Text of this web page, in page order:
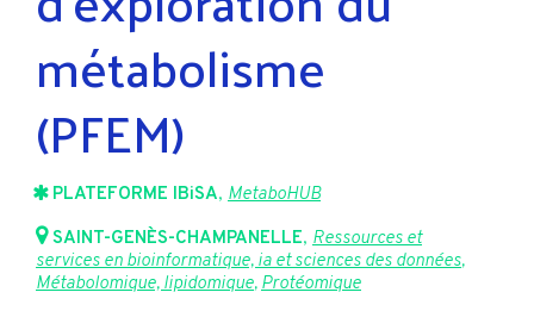
métabolisme
(PFEM)
PLATEFORME IBiSA, MetaboHUB
SAINT-GENÈS-CHAMPANELLE, Ressources et
services en bioinformatique, ia et sciences des données,
Métabolomique, lipidomique, Protéomique